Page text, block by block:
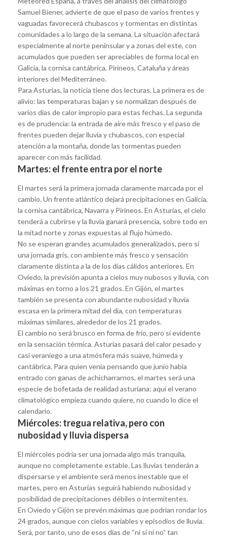
Samuel Biener, advierte de que el paso de varios frentes y
vaguadas favorecerá chubascos y tormentas en distintas
comunidades a lo largo de la semana. La situación afectará
especialmente al norte peninsular y a zonas del este, con
acumulados que pueden ser apreciables de forma local en
Galicia, la cornisa cantábrica, Pirineos, Cataluña y áreas
interiores del Mediterráneo.
Para Asturias, la noticia tiene dos lecturas. La primera es de
alivio: las temperaturas bajan y se normalizan después de
varios días de calor impropio para estas fechas. La segunda
es de prudencia: la entrada de aire más fresco y el paso de
frentes pueden dejar lluvia y chubascos, con especial
atención a la montaña, donde las tormentas pueden
aparecer con más facilidad.
Martes: el frente entra por el norte
El martes será la primera jornada claramente marcada por el
cambio. Un frente atlántico dejará precipitaciones en Galicia,
la cornisa cantábrica, Navarra y Pirineos. En Asturias, el cielo
tenderá a cubrirse y la lluvia ganará presencia, sobre todo en
la mitad norte y zonas expuestas al flujo húmedo.
No se esperan grandes acumulados generalizados, pero sí
una jornada gris, con ambiente más fresco y sensación
claramente distinta a la de los días cálidos anteriores. En
Oviedo, la previsión apunta a cielos muy nubosos y lluvia, con
máximas en torno a los 21 grados. En Gijón, el martes
también se presenta con abundante nubosidad y lluvia
escasa en la primera mitad del día, con temperaturas
máximas similares, alrededor de los 21 grados.
El cambio no será brusco en forma de frío, pero sí evidente
en la sensación térmica. Asturias pasará del calor pesado y
casi veraniego a una atmósfera más suave, húmeda y
cantábrica. Para quien venía pensando que junio había
entrado con ganas de achicharrarnos, el martes será una
especie de bofetada de realidad asturiana: aquí el verano
climatológico empieza cuando quiere, no cuando lo dice el
calendario.
Miércoles: tregua relativa, pero con
nubosidad y lluvia dispersa
El miércoles podría ser una jornada algo más tranquila,
aunque no completamente estable. Las lluvias tenderán a
dispersarse y el ambiente será menos inestable que el
martes, pero en Asturias seguirá habiendo nubosidad y
posibilidad de precipitaciones débiles o intermitentes.
En Oviedo y Gijón se prevén máximas que podrían rondar los
24 grados, aunque con cielos variables y episodios de lluvia.
Será, por tanto, uno de esos días de “ni sí ni no” tan